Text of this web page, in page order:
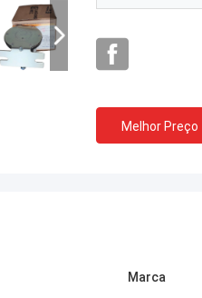
Melhor Preço
Marca